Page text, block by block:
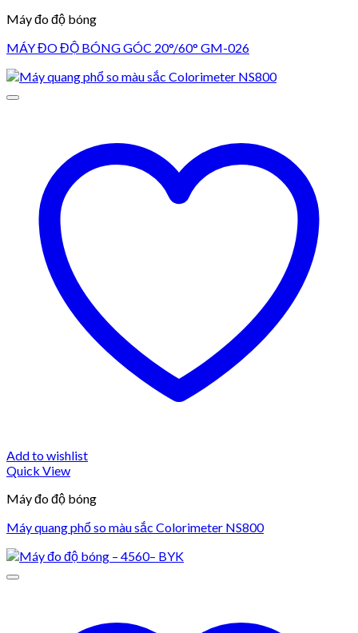
Máy đo độ bóng
MÁY ĐO ĐỘ BÓNG GÓC 20°/60° GM-026
Add to wishlist
Quick View
Máy đo độ bóng
Máy quang phổ so màu sắc Colorimeter NS800